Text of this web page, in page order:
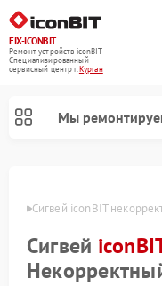
FIX-ICONBIT
Ремонт устройств iconBIT
Специализированный
cервисный центр г.Курган
Мы
Сигвей iconBIT
Сигвей